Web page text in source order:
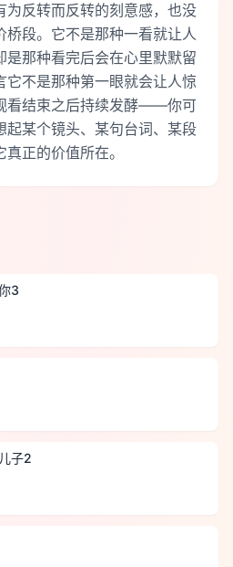
为反转而反转的刻意感，也没
桥段。它不是那种一看就让人
是那种看完后会在心里默默留
它不是那种第一眼就会让人惊
看结束之后持续发酵——你可
起某个镜头、某句台词、某段
正的价值所在。
3
子2